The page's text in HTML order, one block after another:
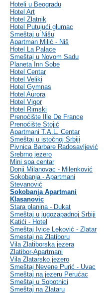
Hoteli u Beogradu
Hotel Art
Hotel Zlatnik
Hotel Putujući glumac
Smeštaj u Nišu
Apartman Milić - Niš
Hotel La Palace
Smeštaj u Novom Sadu
Planeta Inn Sobe
Hotel Centar
Hotel Veliki
Hotel Gymnas
Hotel Aurora
Hotel Vigor
Hotel Rimski
Prenoćište Ille De France
Prenoćište Stojić
Apartmani T.A.L. Centar
Smeštaj u istočnoj Srbiji
Pivnica Barbare Radosavljević
Srebrno jezero
Mini spa centar
Donji Milanovac - Milenković
Sokobanja - Apartmani
Stevanović
Sokobanja Apartmani
Klasanovic
Stara planina - Dukat
Smeštaj u jugozapadnoj Srbiji
Katići - Hotel
Smeštaj Ivice Leković - Zlatar
Smestaj na Zlatiboru
Vila Zlatiborska jezera
Zlatibor-Apartmani
Vila Zlatarsko jezero
Smeštaj Nevene Purić - Uvac
Smeštaj na jezeru Perućac
Smeštaj u Sopotnici
Smeštaj na Zlataru